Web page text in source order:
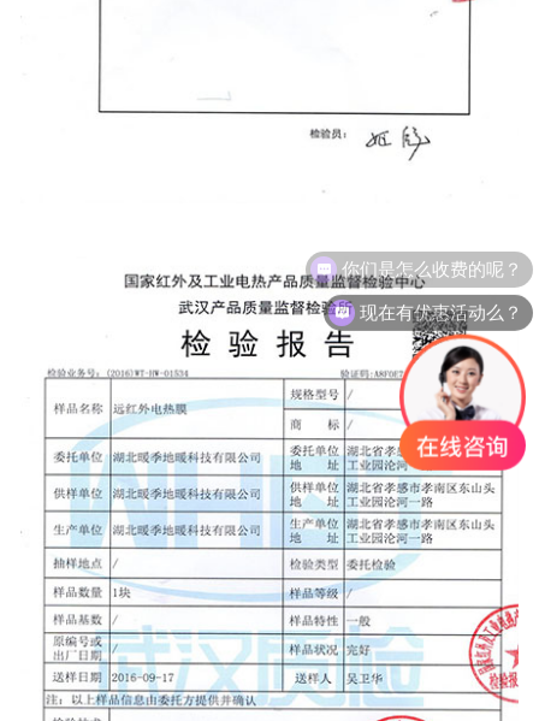
现在有优惠活动么？